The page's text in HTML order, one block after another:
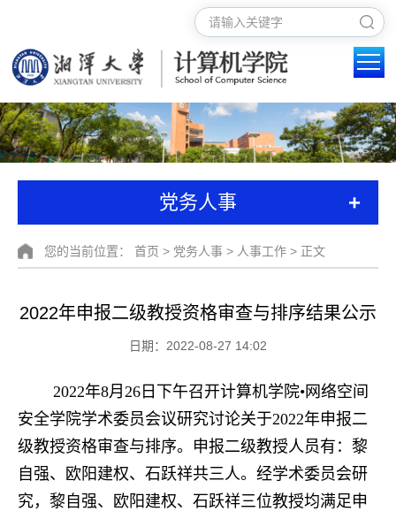
党务人事 +
您的当前位置： 首页 > 党务人事 > 人事工作 > 正文
2022年申报二级教授资格审查与排序结果公示
日期：2022-08-27 14:02
2022年8月26日下午召开计算机学院•网络空间
安全学院学术委员会议研究讨论关于2022年申报二
级教授资格审查与排序。申报二级教授人员有：黎
自强、欧阳建权、石跃祥共三人。经学术委员会研
究，黎自强、欧阳建权、石跃祥三位教授均满足申